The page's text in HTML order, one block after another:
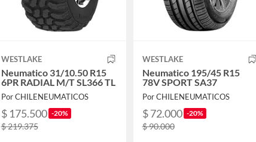
WESTLAKE
Neumatico 31/10.50 R15
6PR RADIAL M/T SL366 TL
Por CHILENEUMATICOS
$ 175.500 -20%
$ 219.375
WESTLAKE
Neumatico 195/45 R15
78V SPORT SA37
Por CHILENEUMATICOS
$ 72.000 -20%
$ 90.000